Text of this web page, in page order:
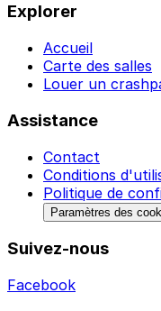
Explorer
Accueil
Carte des salles
Louer un
Assistance
Contact
Conditions
Politique de
Paramètres des
Suivez-nous
Facebook